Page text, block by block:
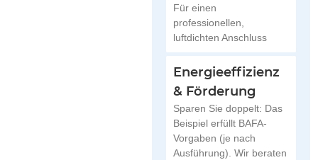
Für einen
professionellen,
luftdichten Anschluss
Energieeffizienz
& Förderung
Sparen Sie doppelt: Das
Beispiel erfüllt BAFA-
Vorgaben (je nach
Ausführung). Wir beraten